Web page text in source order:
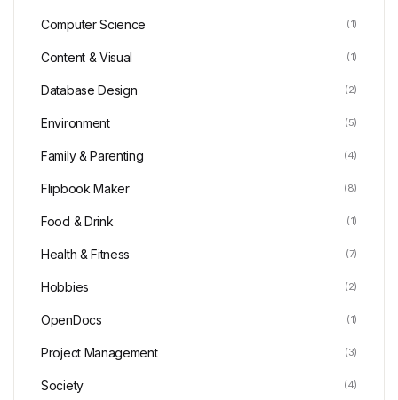
Computer Science (1)
Content & Visual (1)
Database Design (2)
Environment (5)
Family & Parenting (4)
Flipbook Maker (8)
Food & Drink (1)
Health & Fitness (7)
Hobbies (2)
OpenDocs (1)
Project Management (3)
Society (4)